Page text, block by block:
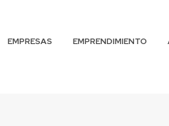
EMPRESAS EMPRENDIMIENTO